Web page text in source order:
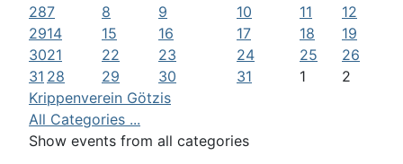
287 8 9 10 11
12
2914 15 16 17 18
19
3021 22 23 24 25
26
31 28 29 30 31 1
2
Krippenverein Götzis
All Categories ...
Show events from all categories